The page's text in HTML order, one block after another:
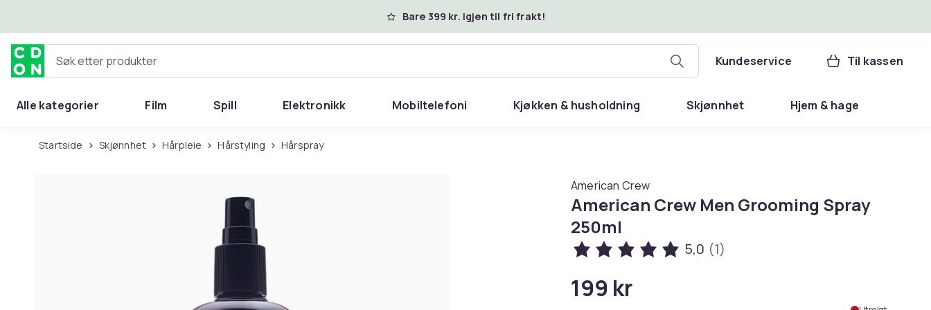
Bare 399 kr. igjen til fri frakt!
Søk etter produkter Kundeservice Til kassen
Alle kategorier Film Spill Elektronikk Mobiltelefoni Kjøkken & husholdning Skjønnhet Hjem & hage
Startside Skjønnhet Hårpleie Hårstyling Hårspray
American Crew
American Crew Men Grooming Spray
250ml
5,0 (1)
199 kr